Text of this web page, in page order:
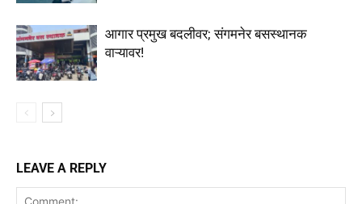
आगार प्रमुख बदलीवर; संगमनेर बसस्थानक
वाऱ्यावर!
LEAVE A REPLY